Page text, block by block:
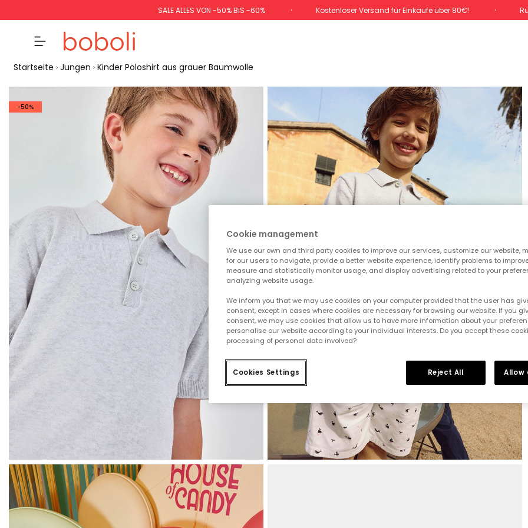
SALE ALLES VON -50% BIS -60% Kostenloser Versand für Einkäufe über 80€!
Startseite Jungen Kinder Poloshirt aus grauer Baumwolle
-50%
Cookie management
We use our own and third party cookies to improve our services, customize our website,
for our users to navigate, provide a better website experience, identify problems to
measure and statistically monitor usage, and display advertising related to your
analyzing website usage.
We inform you that we may use cookies on your computer provided that the user has
consent, except in cases where cookies are necessary for browsing our website. If you
consent, we may use cookies that allow us to have more information about your
personalise our website according to your individual interests. Do you accept these
processing of personal data involved?
Cookies Settings Reject All Allow